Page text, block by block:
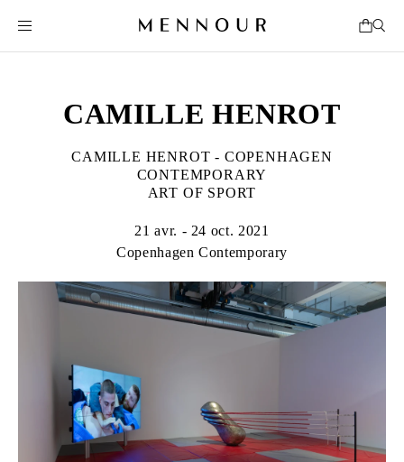
CAMILLE HENROT
CAMILLE HENROT - COPENHAGEN
CONTEMPORARY
ART OF SPORT
21 avr. - 24 oct. 2021
Copenhagen Contemporary